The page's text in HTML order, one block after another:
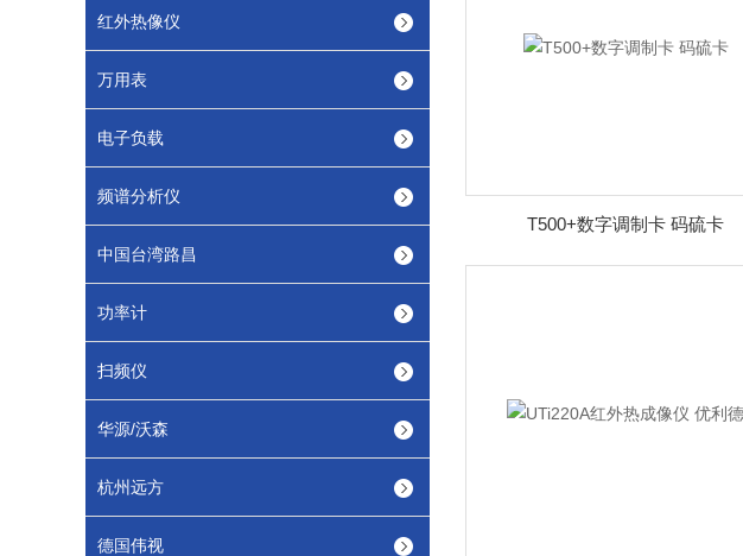
红外热像仪
万用表
电子负载
频谱分析仪
中国台湾路昌
功率计
扫频仪
华源/沃森
杭州远方
德国伟视
T500+数字调制卡 码硫卡